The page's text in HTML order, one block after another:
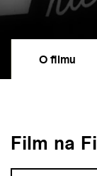
O filmu
Film na